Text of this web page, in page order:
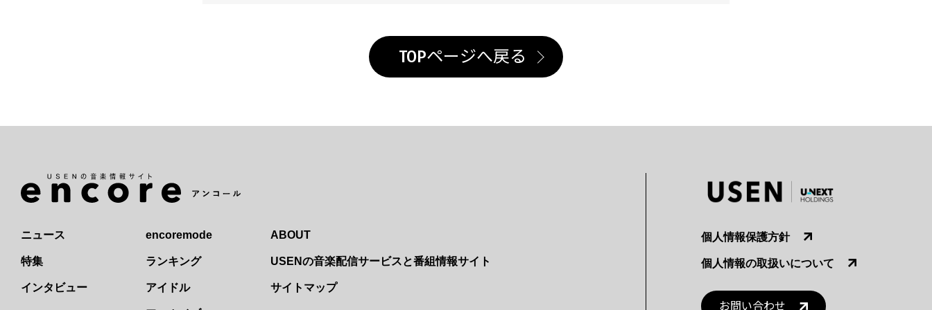
TOPページへ戻る
ニュース
特集
インタビュー
encoremode
ランキング
アイドル
ABOUT
USENの音楽配信サービスと番組情報サイト
サイトマップ
個人情報保護方針
個人情報の取扱いについて
お問い合わせ